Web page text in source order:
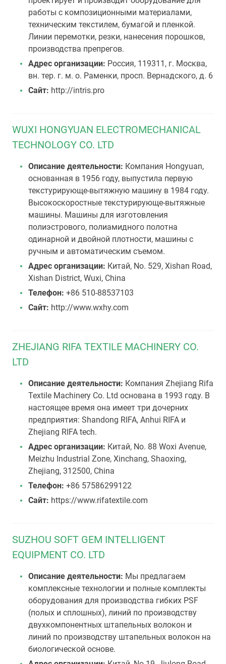
работы с композиционными материалами,
техническим текстилем, бумагой и пленкой.
Линии перемотки, резки, нанесения порошков,
производства препрегов.
Адрес организации: Россия, 119311, г. Москва,
вн. тер. г. м. о. Раменки, просп. Вернадского, д. 6
Сайт: http://intris.pro
WUXI HONGYUAN ELECTROMECHANICAL
TECHNOLOGY CO. LTD
Описание деятельности: Компания Hongyuan,
основанная в 1956 году, выпустила первую
текстурирующе-вытяжную машину в 1984 году.
Высокоскоростные текстурирующе-вытяжные
машины. Машины для изготовления
полиэстрового, полиамидного полотна
одинарной и двойной плотности, машины с
ручным и автоматическим съемом.
Адрес организации: Китай, No. 529, Xishan Road,
Xishan District, Wuxi, China
Телефон: +86 510-88537103
Сайт: http://www.wxhy.com
ZHEJIANG RIFA TEXTILE MACHINERY CO.
LTD
Описание деятельности: Компания Zhejiang Rifa
Textile Machinery Co. Ltd основана в 1993 году. В
настоящее время она имеет три дочерних
предприятия: Shandong RIFA, Anhui RIFA и
Zhejiang RIFA tech.
Адрес организации: Китай, No. 88 Woxi Avenue,
Meizhu Industrial Zone, Xinchang, Shaoxing,
Zhejiang, 312500, China
Телефон: +86 57586299122
Сайт: https://www.rifatextile.com
SUZHOU SOFT GEM INTELLIGENT
EQUIPMENT CO. LTD
Описание деятельности: Мы предлагаем
комплексные технологии и полные комплекты
оборудования для производства гибких PSF
(полых и сплошных), линий по производству
двухкомпонентных штапельных волокон и
линий по производству штапельных волокон на
биологической основе.